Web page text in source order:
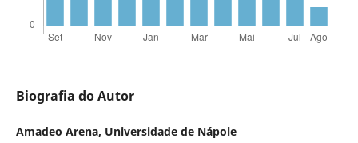
Biografia do Autor
Amadeo Arena, Universidade de Nápole